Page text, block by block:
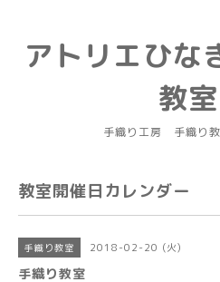
アトリエひ
教
手織り工房 手織り
教室開催日カレンダー
手織り教室 2018-02-20 (火)
手織り教室